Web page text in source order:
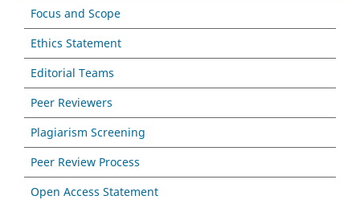
Focus and Scope
Ethics Statement
Editorial Teams
Peer Reviewers
Plagiarism Screening
Peer Review Process
Open Access Statement